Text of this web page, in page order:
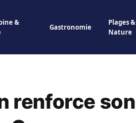
&
Gastronomie
Plages &
Nature
renforce son